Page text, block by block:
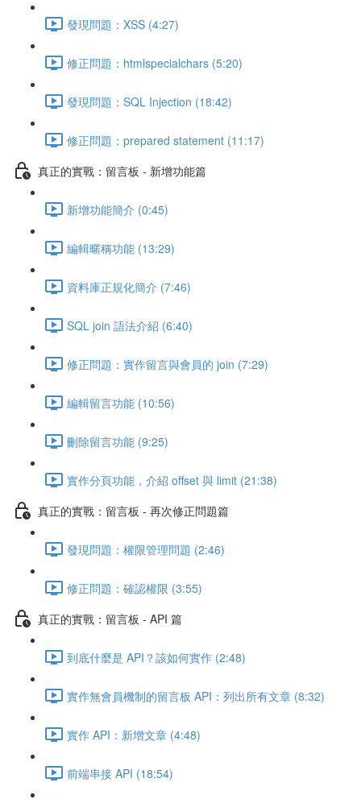
發現問題：XSS (4:27)
修正問題：htmlspecialchars (5:20)
發現問題：SQL Injection (18:42)
修正問題：prepared statement (11:17)
真正的實戰：留言板 - 新增功能篇
新增功能簡介 (0:45)
編輯暱稱功能 (13:29)
資料庫正規化簡介 (7:46)
SQL join 語法介紹 (6:40)
修正問題：實作留言與會員的 join (7:29)
編輯留言功能 (10:56)
刪除留言功能 (9:25)
實作分頁功能，介紹 offset 與 limit (21:38)
真正的實戰：留言板 - 再次修正問題篇
發現問題：權限管理問題 (2:46)
修正問題：確認權限 (3:55)
真正的實戰：留言板 - API 篇
到底什麼是 API？該如何實作 (2:48)
實作無會員機制的留言板 API：列出所有文章 (8:32)
實作 API：新增文章 (4:48)
前端串接 API (18:54)